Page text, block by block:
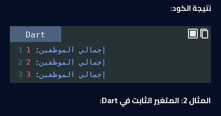
نتيجة الكود:
Dart
1 إجمالي الموظفين:
1
2
إجمالي الموظفين:
2
3
إجمالي الموظفين:
3
المثال 2: المتغير الثابت في Dart: